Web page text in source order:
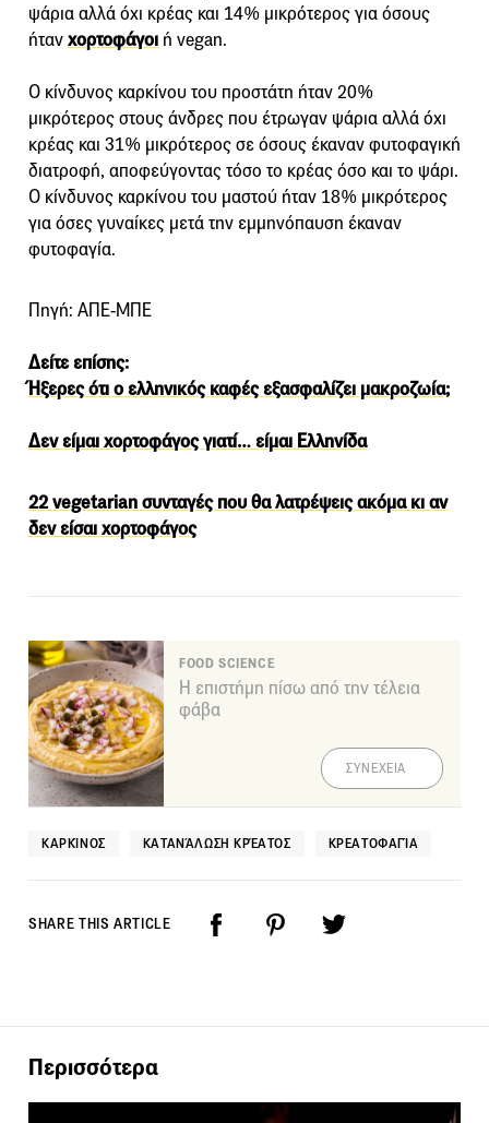
ψάρια αλλά όχι κρέας και 14% μικρότερος για όσους
ήτανχορτοφάγοι ή vegan.
Ο κίνδυνος καρκίνου του προστάτη ήταν 20%
μικρότερος στους άνδρες που έτρωγαν ψάρια αλλά όχι
κρέας και 31% μικρότερος σε όσους έκαναν φυτοφαγική
διατροφή, αποφεύγοντας τόσο το κρέας όσο και το ψάρι.
Ο κίνδυνος καρκίνου του μαστού ήταν 18% μικρότερος
για όσες γυναίκες μετά την εμμηνόπαυση έκαναν
φυτοφαγία.
Πηγή: ΑΠΕ-ΜΠΕ
Δείτε επίσης:
Ήξερες ότι ο ελληνικός καφές εξασφαλίζει μακροζωία;
Δεν είμαι χορτοφάγος γιατί… είμαι Ελληνίδα
22 vegetarian συνταγές που θα λατρέψεις ακόμα κι αν
δεν είσαι χορτοφάγος
FOOD SCIENCE
Η επιστήμη πίσω από την τέλεια
φάβα
ΣΥΝΕΧΕΙΑ
ΚΑΡΚΊΝΟΣ ΚΑΤΑΝΆΛΩΣΗ ΚΡΈΑΤΟΣ ΚΡΕΑΤΟΦΑΓΊΑ
SHARE THIS ARTICLE
Περισσότερα